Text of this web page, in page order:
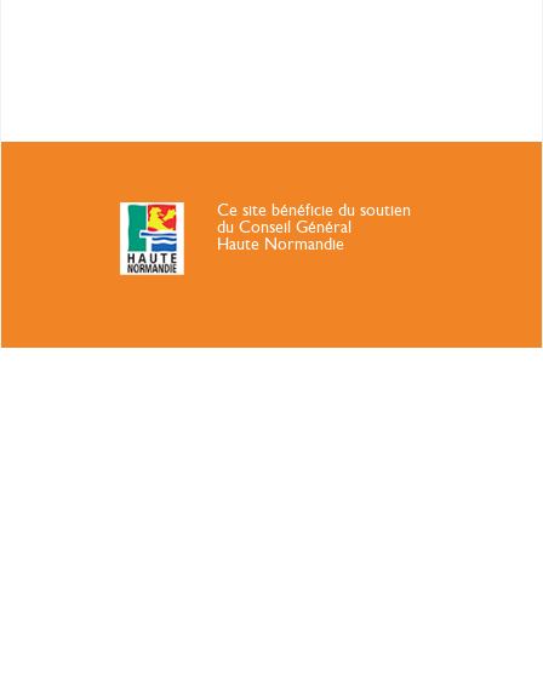
Ce site bénéficie du soutien
du Conseil Général
Haute Normandie